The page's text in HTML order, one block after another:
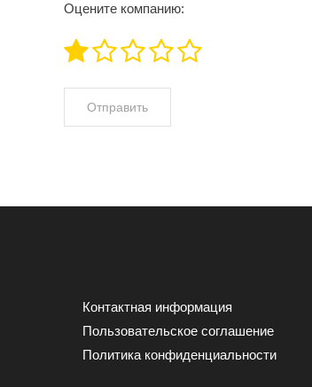
Оцените компанию:
Контактная информация
Пользовательское соглашение
Политика конфиденциальности